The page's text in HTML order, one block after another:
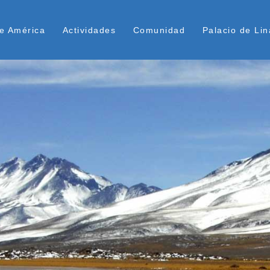
Superior
América Actividades Comunidad Palacio de